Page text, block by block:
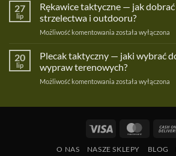
wojskowe
—
jakie
teren?
27
lip
Rękawice taktyczne — jak
strzelectwa i outdooru?
Możliwość komentowania Rękawice
jak
dobrać
model
outdooru?
została wyłączona
20
lip
Plecak taktyczny — jaki wybrać
wypraw terenowych?
Możliwość komentowania Plecak
wybrać
ASG
została wyłączona
Visa
O NAS NASZE SKLEPY BLOG